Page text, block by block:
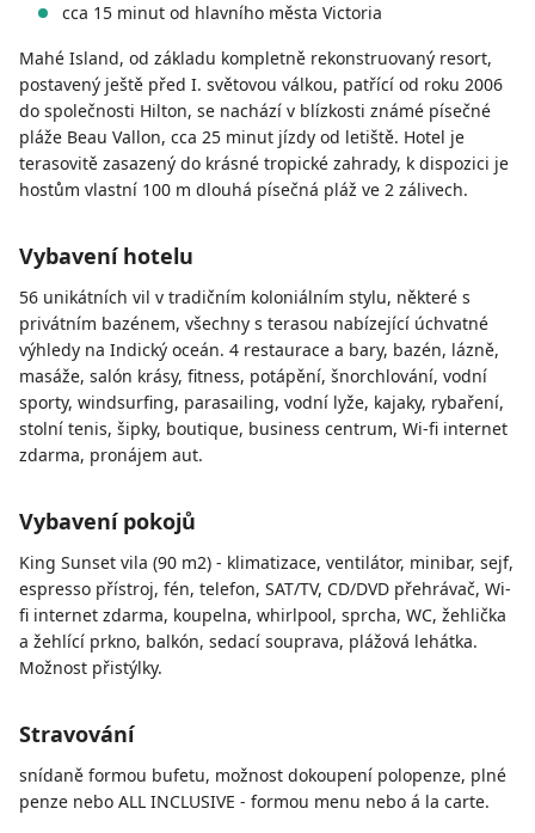
cca 15 minut od hlavního města Victoria
Mahé Island, od základu kompletně rekonstruovaný resort,
postavený ještě před I. světovou válkou, patřící od roku 2006
do společnosti Hilton, se nachází v blízkosti známé písečné
pláže Beau Vallon, cca 25 minut jízdy od letiště. Hotel je
terasovitě zasazený do krásné tropické zahrady, k dispozici je
hostům vlastní 100 m dlouhá písečná pláž ve 2 zálivech.
Vybavení hotelu
56 unikátních vil v tradičním koloniálním stylu, některé s
privátním bazénem, všechny s terasou nabízející úchvatné
výhledy na Indický oceán. 4 restaurace a bary, bazén, lázně,
masáže, salón krásy, fitness, potápění, šnorchlování, vodní
sporty, windsurfing, parasailing, vodní lyže, kajaky, rybaření,
stolní tenis, šipky, boutique, business centrum, Wi-fi internet
zdarma, pronájem aut.
Vybavení pokojů
King Sunset vila (90 m2) - klimatizace, ventilátor, minibar, sejf,
espresso přístroj, fén, telefon, SAT/TV, CD/DVD přehrávač, Wi-
fi internet zdarma, koupelna, whirlpool, sprcha, WC, žehlička
a žehlící prkno, balkón, sedací souprava, plážová lehátka.
Možnost přistýlky.
Stravování
snídaně formou bufetu, možnost dokoupení polopenze, plné
penze nebo ALL INCLUSIVE - formou menu nebo á la carte.